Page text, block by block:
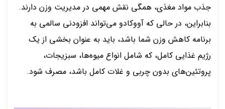
جذب مواد مغذی، همگی نقش مهمی در مدیریت وزن دارند.
بنابراین، در حالی که آووکادو می‌تواند افزودنی سالمی به
برنامه کاهش وزن شما باشد، باید به عنوان بخشی از یک
رژیم غذایی کامل، که شامل انواع میوه‌ها، سبزیجات،
پروتئین‌های بدون چربی و غلات کامل باشد، مصرف شود.